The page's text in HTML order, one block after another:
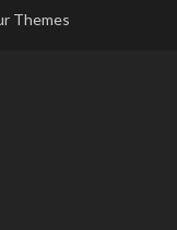
Themes